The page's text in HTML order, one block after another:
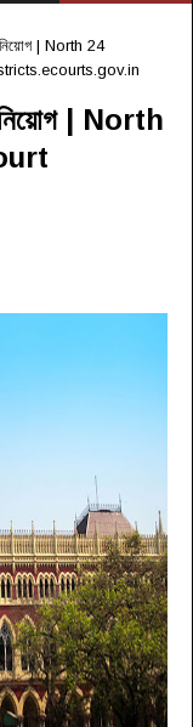
| North 24
| North